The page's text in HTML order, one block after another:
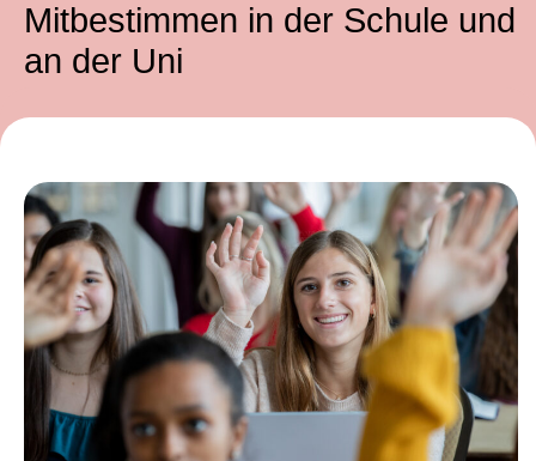
Mitbestimmen in der Schule und
an der Uni